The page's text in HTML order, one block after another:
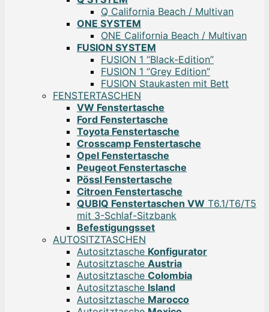
Q California Beach / Multivan
ONE SYSTEM
ONE California Beach / Multivan
FUSION SYSTEM
FUSION 1 “Black-Edition”
FUSION 1 “Grey Edition”
FUSION Staukasten mit Bett
FENSTERTASCHEN
VW Fenstertasche
Ford Fenstertasche
Toyota Fenstertasche
Crosscamp Fenstertasche
Opel Fenstertasche
Peugeot Fenstertasche
Pössl Fenstertasche
Citroen Fenstertasche
QUBIQ Fenstertaschen VW T6.1/T6/T5
mit 3-Schlaf-Sitzbank
Befestigungsset
AUTOSITZTASCHEN
Autositztasche Konfigurator
Autositztasche Austria
Autositztasche Colombia
Autositztasche Island
Autositztasche Marocco